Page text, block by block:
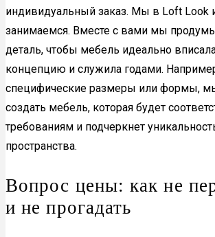
индивидуальный заказ. Мы в Loft Look
занимаемся. Вместе с вами мы
деталь, чтобы мебель идеально
концепцию и служила годами.
специфические размеры или формы,
создать мебель, которая будет
требованиям и подчеркнет
пространства.
Вопрос цены: как не
и не прогадать